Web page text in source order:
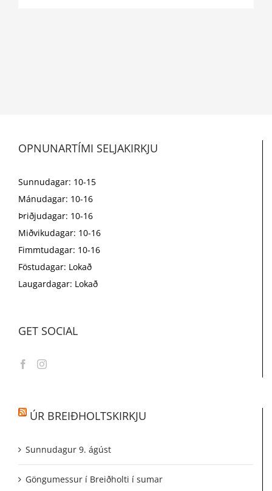
OPNUNARTÍMI SELJAKIRKJU
Sunnudagar: 10-15
Mánudagar: 10-16
Þriðjudagar: 10-16
Miðvikudagar: 10-16
Fimmtudagar: 10-16
Föstudagar: Lokað
Laugardagar: Lokað
GET SOCIAL
ÚR BREIÐHOLTSKIRKJU
Sunnudagur 9. ágúst
Göngumessur í Breiðholti í sumar